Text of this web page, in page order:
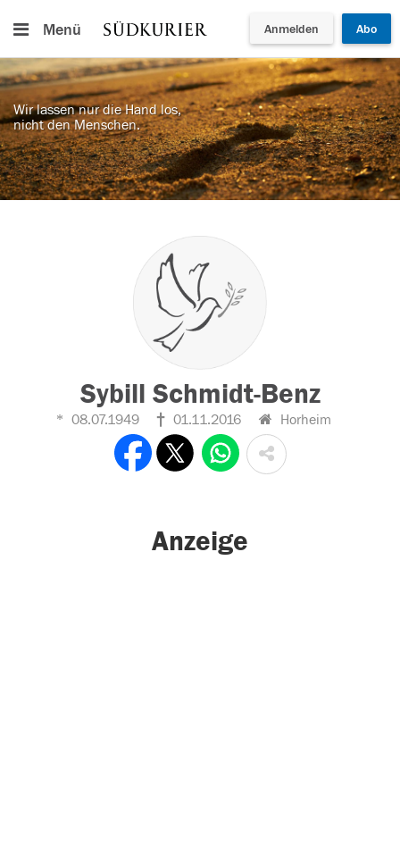
Menü Anmelden Abo
Wir lassen nur die Hand los,
nicht den Menschen.
Sybill Schmidt-Benz
08.07.1949 01.11.2016 Horheim
Anzeige